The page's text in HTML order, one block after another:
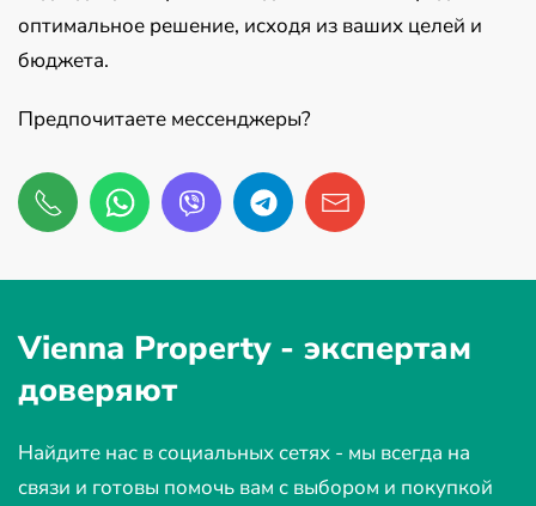
оптимальное решение, исходя из ваших целей и
бюджета.
Предпочитаете мессенджеры?
Vienna Property - экспертам
доверяют
Найдите нас в социальных сетях - мы всегда на
связи и готовы помочь вам с выбором и покупкой